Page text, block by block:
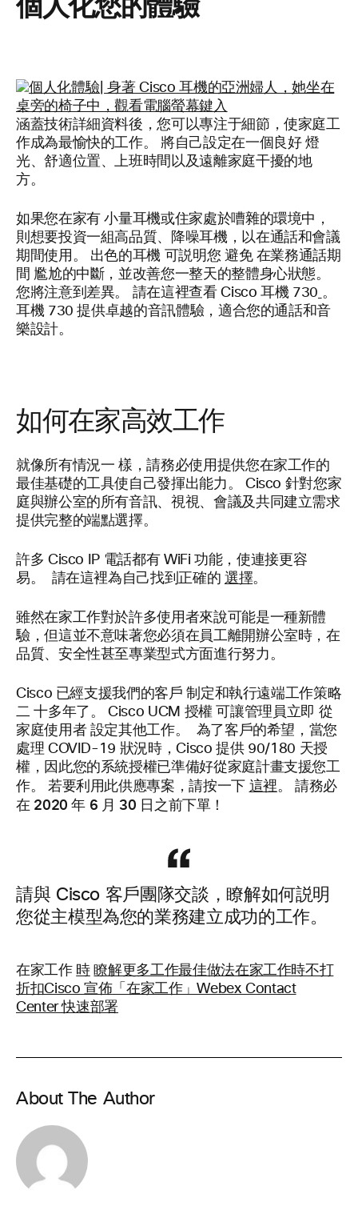
涵蓋技術詳細資料後 ，您可以專注于細節，使家庭工
作成為最愉快的工作。
將自己設定在一個良好燈
光、舒適位置、上班時間以及遠離家庭干擾的地
方。
如果您在家有小量耳機或住家處於嘈雜的環境中，
則想要投資一組高品質、降噪耳機，以在通話和會議
期間使用。 出色的耳機 可説明您 避免 在業務通話期
間 尷尬的中斷，並改善您一整天的整體身心狀態。
您將注意到差異。 請在這裡查看 Cisco 耳機 730 。
耳機 730 提供卓越的音訊體驗，適合您的通話和音
樂設計。
如何在家高效工作
就像所有情況一樣，請務必使用提供您在家工作的
最佳基礎的工具使自己發揮出能力。
Cisco 針對您家
庭與辦公室的所有音訊、視視、會議及共同建立需求
提供完整的端點選擇。
許多 Cisco IP 電話都有 WiFi 功能，使連接更容
易。
請在這裡為自己找到正確的 選擇。
雖然在家工作對於許多使用者來說可能是一種新體
驗，但這並不意味著您必須在員工離開辦公室時，在
品質、安全性甚至專業型式方面進行努力。
Cisco 已經支援我們的客戶制定和執行遠端工作策略
二 十多年了 。 Cisco UCM 授權 可讓管理員立即 從
家庭使用者 設定其他工作。
為了客戶的希望，當您
處理 COVID-19 狀況時，Cisco提供 90/180 天授
權，因此您的系統授權已準備好從家庭計畫支援您工
作。
若要利用此供應專案，請按一下 這裡。請務必
在 2020 年 6 月 30 日之前下單！
請與 Cisco 客戶團隊交談，瞭解如何説明
您從主模型為您的業務建立成功的工作。
在家工作 時 瞭解更多工作最佳做法在家工作時不打
折扣Cisco 宣佈「在家工作」Webex Contact
Center 快速部署
About The Author